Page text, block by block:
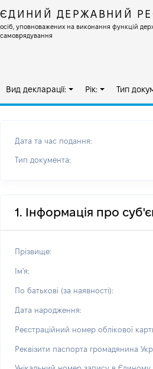
ЄДИНИЙ ДЕРЖАВНИЙ
осіб, уповноважених на виконання функцій
самоврядування
Вид декларації: Рік: Тип
Дата та час подання:
Тип документа:
1. Інформація про
Прізвище:
Ім'я:
По батькові (за наявності):
Дата народження:
Реєстраційний номер облікової
Реквізити паспорта громадянина